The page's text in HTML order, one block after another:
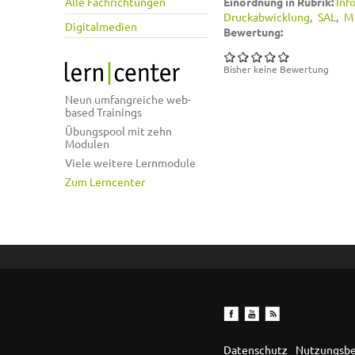
Digitalmedien
Neun umfangreiche web-
based Trainings
Übungspool mit zehn
Modulen
Viele weitere Lernmodule
Zum Lerncenter
Druckabwicklung
SAL
M
Bewertung:
Bisher keine Bewertung
Datenschutz